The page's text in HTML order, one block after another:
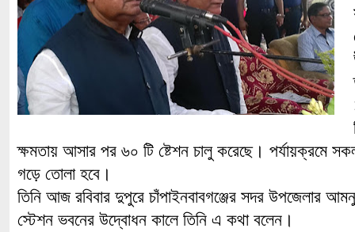
ক্ষমতায় আসার পর ৬০ টি ষ্টেশন চালু করেছে। পর্যায়ক্রমে
গড়ে তোলা হবে।
তিনি আজ রবিবার দুপুরে চাঁপাইনবাবগঞ্জের সদর উপজেলার
স্টেশন ভবনের উদ্বোধন কালে তিনি এ কথা বলেন।